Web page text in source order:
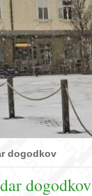
dogodkov
dogodkov